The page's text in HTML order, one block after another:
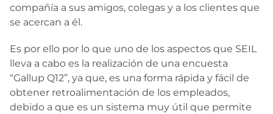
compañía a sus amigos, colegas y a los clientes que
se acercan a él.
Es por ello por lo que uno de los aspectos que SEIL
lleva a cabo es la realización de una encuesta
“Gallup Q12”, ya que, es una forma rápida y fácil de
obtener retroalimentación de los empleados,
debido a que es un sistema muy útil que permite